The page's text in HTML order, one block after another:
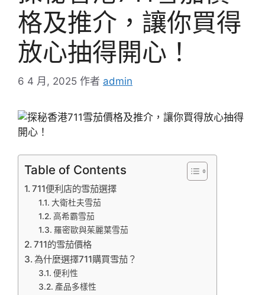
格及推介，讓你買得
放心抽得開心！
6 4 月, 2025 作者 admin
Table of Contents
711便利店的雪茄選擇
大衛杜夫雪茄
高希霸雪茄
羅密歐與茱麗葉雪茄
711的雪茄價格
為什麼選擇711購買雪茄？
便利性
產品多樣性